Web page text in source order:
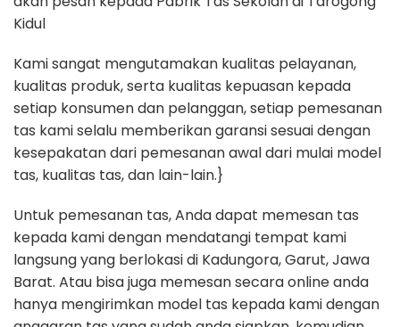
Kidul
Kami sangat mengutamakan kualitas pelayanan,
kualitas produk, serta kualitas kepuasan kepada
setiap konsumen dan pelanggan, setiap pemesanan
tas kami selalu memberikan garansi sesuai dengan
kesepakatan dari pemesanan awal dari mulai model
tas, kualitas tas, dan lain-lain.}
Untuk pemesanan tas, Anda dapat memesan tas
kepada kami dengan mendatangi tempat kami
langsung yang berlokasi di Kadungora, Garut, Jawa
Barat. Atau bisa juga memesan secara online anda
hanya mengirimkan model tas kepada kami dengan